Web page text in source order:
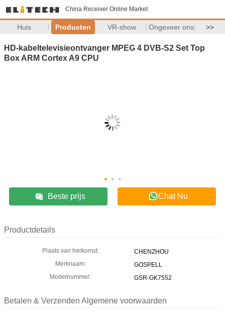
China Receiver Online Market
Huis Producten VR-show Ongeveer ons >>
HD-kabeltelevisieontvanger MPEG 4 DVB-S2 Set Top
Box ARM Cortex A9 CPU
Beste prijs Chat Nu
Productdetails
Plaats van herkomst:
CHENZHOU
Merknaam:
GOSPELL
Modelnummer:
GSR-GK7552
Betalen & Verzenden Algemene voorwaarden